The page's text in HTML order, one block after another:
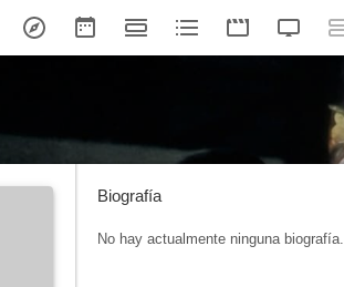
Biografía
No hay actualmente ninguna biografía.